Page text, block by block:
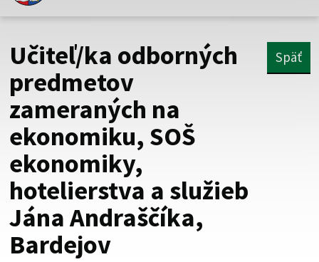
Toto je oficiálna webová stránka Prešovského
Táto stránka je zabezpečená
Buďte pozorní a vždy sa uistite, že zdieľate informácie iba
cez zabezpečenú webovú stránku. Zabezpečená stránka
vždy začína https:// pred názvom domény webového sídla.
Učiteľ/ka odborných
predmetov
zameraných na
ekonomiku, SOŠ
ekonomiky,
hotelierstva a služieb
Jána Andraščíka,
Bardejov
Späť